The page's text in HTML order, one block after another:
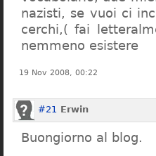
nazisti, se vuoi ci
cerchi,( fai
nemmeno esistere
19 Nov 2008, 00:22
#21 Erwin
Buongiorno al blog.